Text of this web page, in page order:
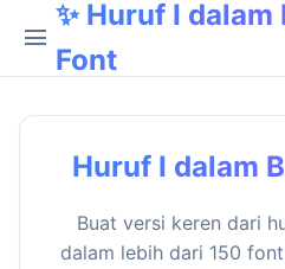
menu
✨ Huruf I dalam
Font
Huruf I dalam
Buat versi keren dari
dalam lebih dari 150